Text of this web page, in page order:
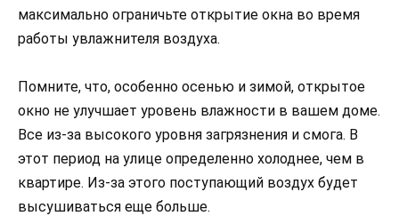
максимально ограничьте открытие окна во время
работы увлажнителя воздуха.
Помните, что, особенно осенью и зимой, открытое
окно не улучшает уровень влажности в вашем доме.
Все из-за высокого уровня загрязнения и смога. В
этот период на улице определенно холоднее, чем в
квартире. Из-за этого поступающий воздух будет
высушиваться еще больше.